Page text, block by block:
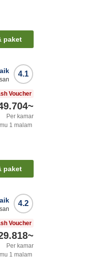
paket
4.1
Voucher
~
Per kamar
1 malam
paket
4.2
Voucher
~
Per kamar
1 malam